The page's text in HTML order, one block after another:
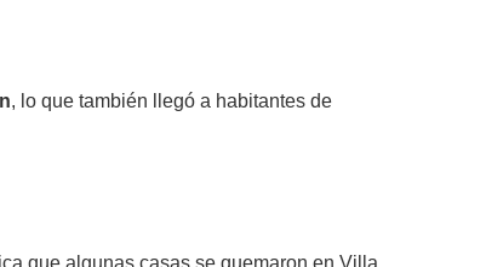
, lo que también llegó a habitantes de
que algunas casas se quemaron en Villa